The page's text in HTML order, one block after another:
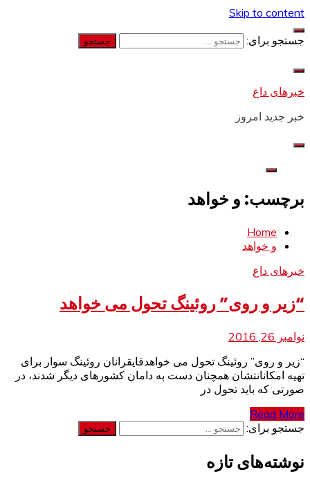
Skip to content
جستجو برای:
خبرهای داغ
خبر جدید امروز
برچسب: و خواهد
Home
و خواهد
خبرهای داغ
“زیر و روی” روئینگ تحول می خواهد
نوامبر 26, 2016
“زیر و روی” روئینگ تحول می خواهدقایقرانان روئینگ سوار برای
تهیه امکانانتشان همچنان دست به دامان کشورهای دیگر شدند، در
صورتی که باید تحول در
Read More
جستجو برای:
نوشته‌های تازه